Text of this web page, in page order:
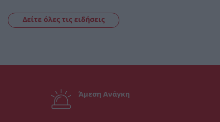
Δείτε όλες τις ειδήσεις
Άμεση Ανάγκη